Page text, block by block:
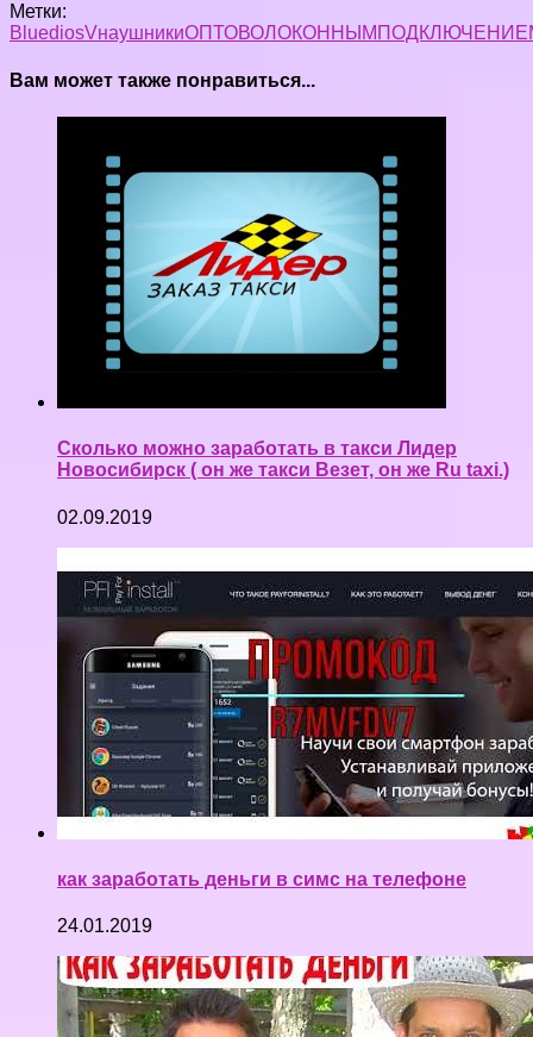
Метки:
BluediosVнаушникиОПТОВОЛОКОННЫМ
Вам может также понравиться...
Сколько можно заработать в такси Лидер
Новосибирск ( он же такси Везет, он же Ru taxi.)
02.09.2019
как заработать деньги в симс на телефоне
24.01.2019